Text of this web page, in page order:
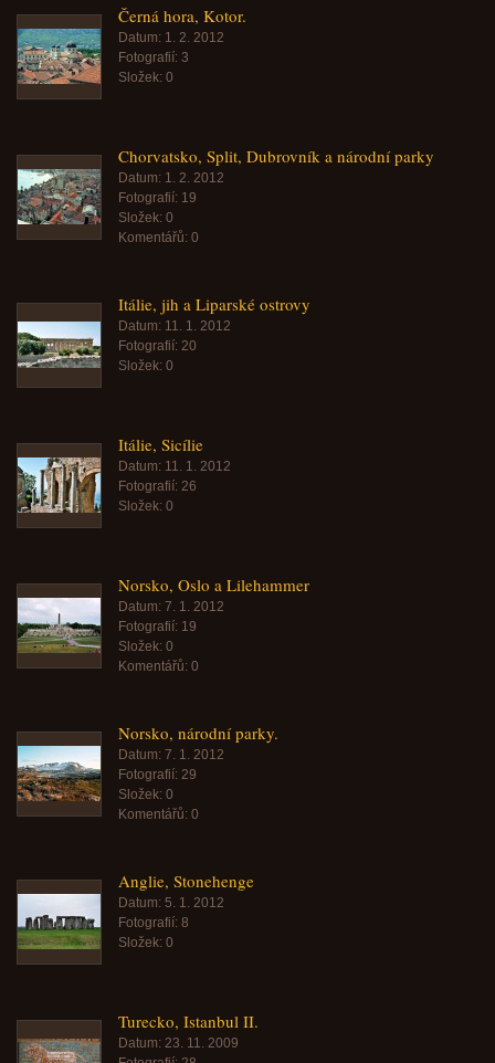
Černá hora, Kotor.
Datum: 1. 2. 2012
Fotografií: 3
Složek: 0
Chorvatsko, Split, Dubrovník a národní parky
Datum: 1. 2. 2012
Fotografií: 19
Složek: 0
Komentářů: 0
Itálie, jih a Liparské ostrovy
Datum: 11. 1. 2012
Fotografií: 20
Složek: 0
Itálie, Sicílie
Datum: 11. 1. 2012
Fotografií: 26
Složek: 0
Norsko, Oslo a Lilehammer
Datum: 7. 1. 2012
Fotografií: 19
Složek: 0
Komentářů: 0
Norsko, národní parky.
Datum: 7. 1. 2012
Fotografií: 29
Složek: 0
Komentářů: 0
Anglie, Stonehenge
Datum: 5. 1. 2012
Fotografií: 8
Složek: 0
Turecko, Istanbul II.
Datum: 23. 11. 2009